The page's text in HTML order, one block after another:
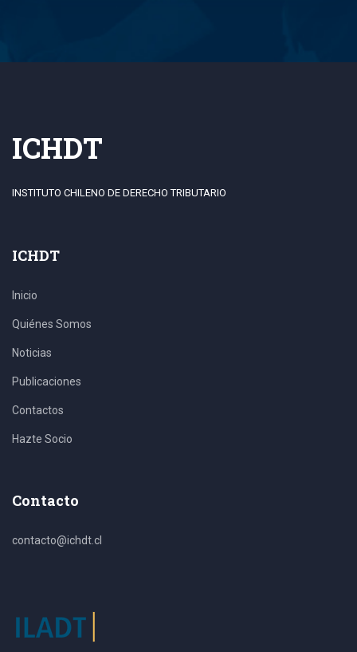
ICHDT
INSTITUTO CHILENO DE DERECHO TRIBUTARIO
ICHDT
Inicio
Quiénes Somos
Noticias
Publicaciones
Contactos
Hazte Socio
Contacto
contacto@ichdt.cl